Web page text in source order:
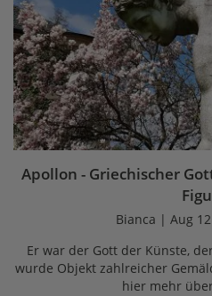
Apollon - Griechischer
Bianca | Aug
Er war der Gott der Künste,
wurde Objekt zahlreicher
hier mehr